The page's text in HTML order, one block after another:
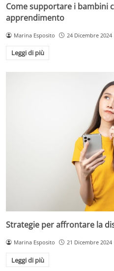
Come supportare i bambini
apprendimento
Marina Esposito 24 Dicembre 2024
Leggi di più
Strategie per affrontare la
Marina Esposito 21 Dicembre 2024
Leggi di più